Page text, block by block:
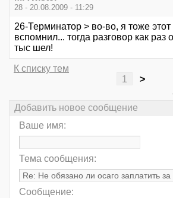
28 - 20.08.2009 - 11:29
26-Терминатор > во-во, я тоже
вспомнил... тогда разговор как
тыс шел!
К списку тем
1
>
Добавить новое сообщение
Ваше имя:
Тема сообщения:
Сообщение: